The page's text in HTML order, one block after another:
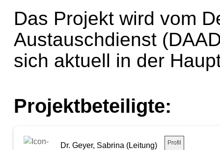
Das Projekt wird vom
Austauschdienst
sich aktuell in der
Projektbeteiligte:
Dr. Geyer, Sabrina (Leitung) Profil